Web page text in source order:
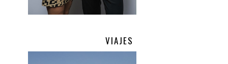
VIAJES